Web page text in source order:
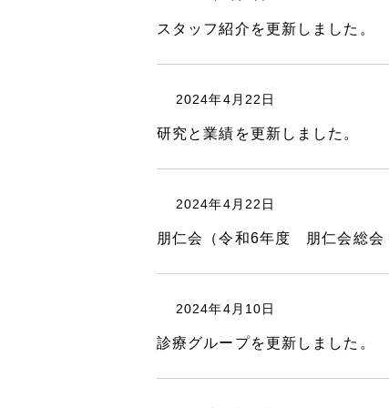
スタッフ紹介を更新しました。
2024年4月22日
研究と業績を更新しました。
2024年4月22日
朋仁会（令和6年度 朋仁会総会
2024年4月10日
診療グループを更新しました。